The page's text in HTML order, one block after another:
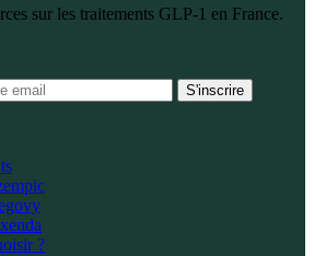
sur les traitements GLP-1 en France.
S'inscrire
?